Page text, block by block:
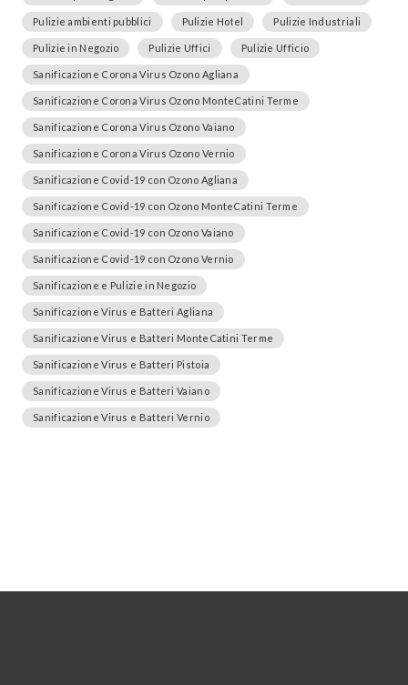
Pulizie ambienti pubblici Pulizie Hotel Pulizie Industriali
Pulizie in Negozio Pulizie Uffici Pulizie Ufficio
Sanificazione Corona Virus Ozono Agliana
Sanificazione Corona Virus Ozono MonteCatini Terme
Sanificazione Corona Virus Ozono Vaiano
Sanificazione Corona Virus Ozono Vernio
Sanificazione Covid-19 con Ozono Agliana
Sanificazione Covid-19 con Ozono MonteCatini Terme
Sanificazione Covid-19 con Ozono Vaiano
Sanificazione Covid-19 con Ozono Vernio
Sanificazione e Pulizie in Negozio
Sanificazione Virus e Batteri Agliana
Sanificazione Virus e Batteri MonteCatini Terme
Sanificazione Virus e Batteri Pistoia
Sanificazione Virus e Batteri Vaiano
Sanificazione Virus e Batteri Vernio